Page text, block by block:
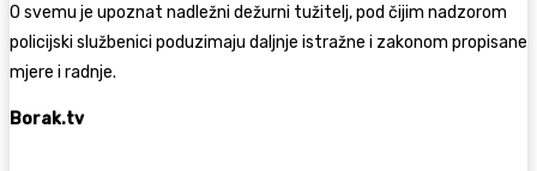
O svemu je upoznat nadležni dežurni tužitelj, pod čijim nadzorom
policijski službenici poduzimaju daljnje istražne i zakonom propisane
mjere i radnje.
Borak.tv